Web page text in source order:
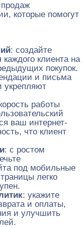
которые помогут
: создайте
клиента на
покупок.
и письма
укрепляют
работы
ваш интернет-
что клиент
: с ростом
под мобильные
легко
: укажите
и оплаты,
и улучшить